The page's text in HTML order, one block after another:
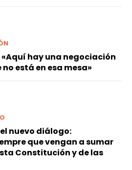
hay una negociación
está en esa mesa»
nuevo diálogo:
que vengan a sumar
Constitución y de las